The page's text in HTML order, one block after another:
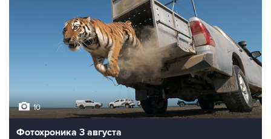
10
Фотохроника 3 августа